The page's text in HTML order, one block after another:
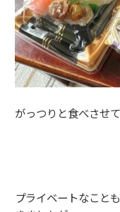
がっつりと食べさせ
プライベートなこと